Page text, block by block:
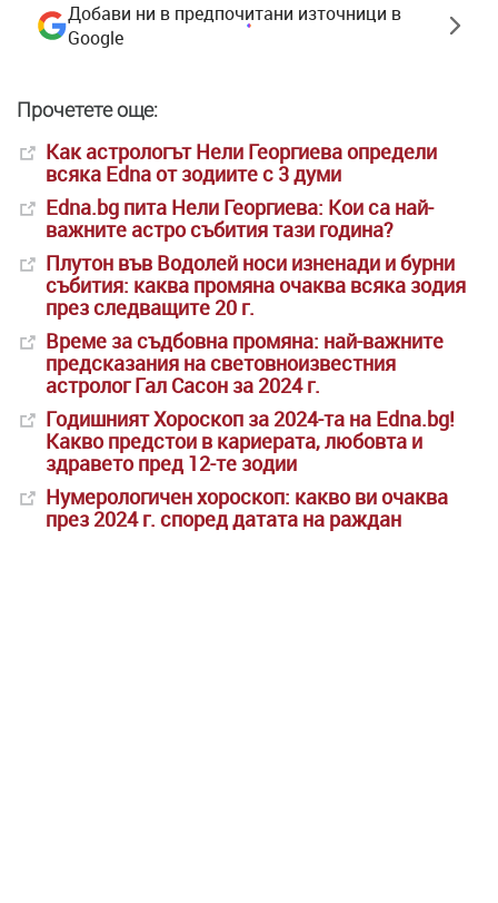
Добави ни в предпочитани източници в
Google
Прочетете още:
Как астрологът Нели Георгиева определи
всяка Edna от зодиите с 3 думи
Edna.bg пита Нели Георгиева: Кои са най-
важните астро събития тази година?
Плутон във Водолей носи изненади и бурни
събития: каква промяна очаква всяка зодия
през следващите 20 г.
Време за съдбовна промяна: най-важните
предсказания на световноизвестния
астролог Гал Сасон за 2024 г.
Годишният Хороскоп за 2024-та на Edna.bg!
Какво предстои в кариерата, любовта и
здравето пред 12-те зодии
Нумерологичен хороскоп: какво ви очаква
през 2024 г. според датата на раждан